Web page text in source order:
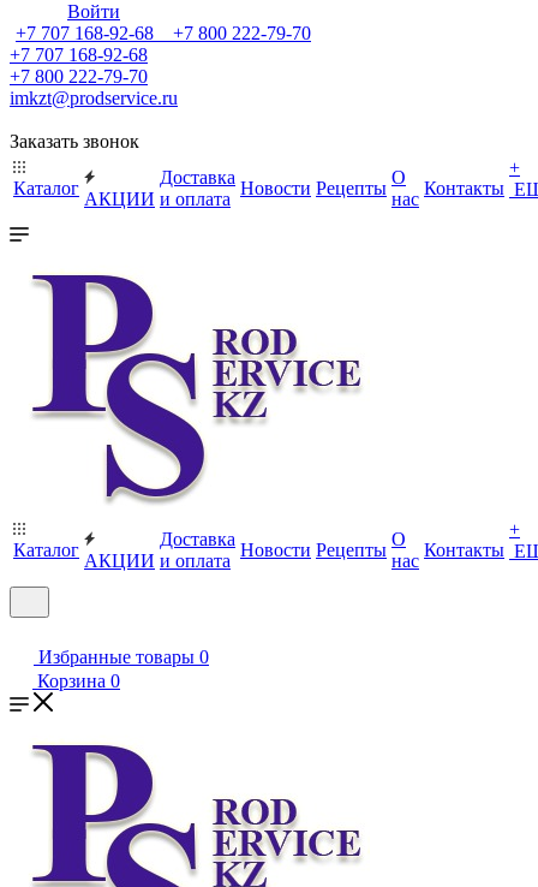
Войти
+7 707 168-92-68 +7 800 222-79-70
+7 707 168-92-68
+7 800 222-79-70
imkzt@prodservice.ru
Заказать звонок
Каталог
АКЦИИ
Доставка
и оплата
Новости Рецепты
О
нас
Контакты
+
Каталог
АКЦИИ
Доставка
и оплата
Новости Рецепты
О
нас
Контакты
+
Избранные товары 0
Корзина 0